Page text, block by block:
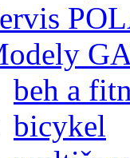
beh a
bicykel